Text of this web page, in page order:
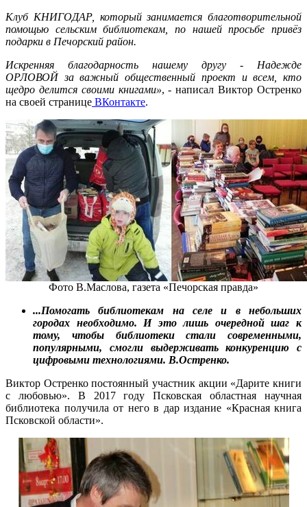
Клуб КНИГОДАР, который занимается благотворительной
помощью сельским библиотекам, по нашей просьбе привёз
подарки в Печорский район.
Искренняя благодарность нашему другу - Надежде
ОРЛОВОЙ за важный общественный проект и всем, кто
щедро делится своими книгами», - написал Виктор Остренко
на своей странице ВКонтакте.
Фото В.Маслова, газета «Печорская правда»
...Помогать библиотекам на селе и в небольших
городах необходимо. И это лишь очередной шаг к
тому, чтобы библиотеки стали современными,
популярными, смогли выдерживать конкуренцию с
цифровыми технологиями. В.Остренко.
Виктор Остренко постоянный участник акции «Дарите книги
с любовью». В 2017 году Псковская областная научная
библиотека получила от него в дар издание «Красная книга
Псковской области».